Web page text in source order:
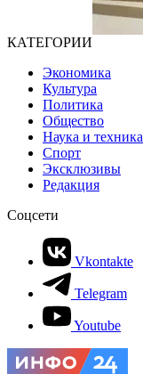
КАТЕГОРИИ
Экономика
Культура
Политика
Общество
Наука и техника
Спорт
Эксклюзивы
Редакция
Соцсети
Vkontakte
Telegram
Youtube